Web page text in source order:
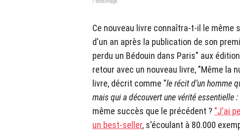
/ Bestimage
Ce nouveau livre connaîtra-t-il le même
d'un an après la publication de son
perdu un Bédouin dans Paris" aux
retour avec un nouveau livre, "Même la
livre, décrit comme "le récit d’un homme
mais qui a découvert une vérité essentielle
même succès que le précédent ? "J'ai
un best-seller, s'écoulant à 80.000